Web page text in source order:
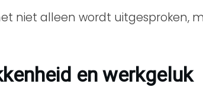
niet alleen wordt uitgesproken,
en werkgeluk